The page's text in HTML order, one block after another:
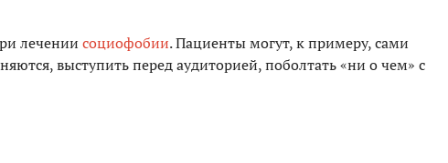
лечении социофобии. Пациенты могут, к примеру, сами
выступить перед аудиторией, поболтать «ни о чем» с